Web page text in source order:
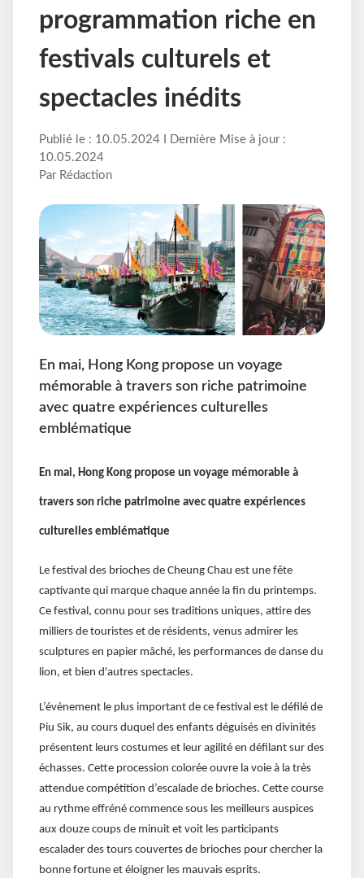
programmation riche en
festivals culturels et
spectacles inédits
Publié le : 10.05.2024 I Dernière Mise à jour :
10.05.2024
Par Rédaction
En mai, Hong Kong propose un voyage
mémorable à travers son riche patrimoine
avec quatre expériences culturelles
emblématique
En mai, Hong Kong propose un voyage mémorable à
travers son riche patrimoine avec quatre expériences
culturelles emblématique
Le festival des brioches de Cheung Chau est une fête
captivante qui marque chaque année la fin du printemps.
Ce festival, connu pour ses traditions uniques, attire des
milliers de touristes et de résidents, venus admirer les
sculptures en papier mâché, les performances de danse du
lion, et bien d'autres spectacles.
L’évènement le plus important de ce festival est le défilé de
Piu Sik, au cours duquel des enfants déguisés en divinités
présentent leurs costumes et leur agilité en défilant sur des
échasses. Cette procession colorée ouvre la voie à la très
attendue compétition d’escalade de brioches. Cette course
au rythme effréné commence sous les meilleurs auspices
aux douze coups de minuit et voit les participants
escalader des tours couvertes de brioches pour chercher la
bonne fortune et éloigner les mauvais esprits.